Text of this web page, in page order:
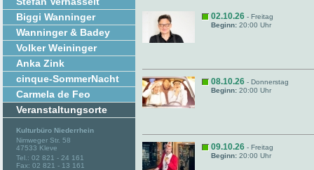
Biggi Wanninger
Wanninger & Badey
Volker Weininger
Anka Zink
cinque-SommerNacht
Carmela de Feo
Veranstaltungsorte
Kulturbüro Niederrhein
Nimweger Str. 58
47533 Kleve
Tel.: 02 821 - 24 161
Fax: 02 821 - 13 161
02.10.26 - Freitag
Beginn: 20:00 Uhr
08.10.26 - Donnerstag
Beginn: 20:00 Uhr
09.10.26 - Freitag
Beginn: 20:00 Uhr